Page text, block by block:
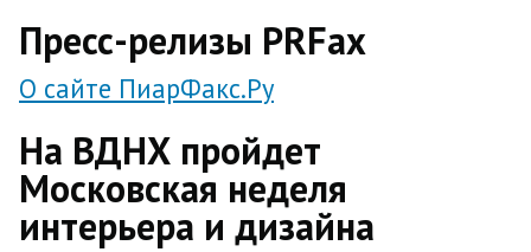
Пресс-релизы PRFax
О сайте ПиарФакс.Ру
На ВДНХ пройдет
Московская неделя
интерьера и дизайна